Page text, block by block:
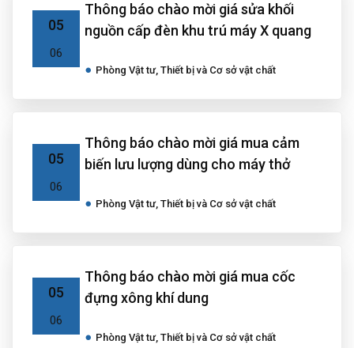
05
06
Thông báo chào mời giá sửa khối
nguồn cấp đèn khu trú máy X quang
Phòng Vật tư, Thiết bị và Cơ sở vật chất
05
06
Thông báo chào mời giá mua cảm
biến lưu lượng dùng cho máy thở
Phòng Vật tư, Thiết bị và Cơ sở vật chất
05
06
Thông báo chào mời giá mua cốc
đựng xông khí dung
Phòng Vật tư, Thiết bị và Cơ sở vật chất